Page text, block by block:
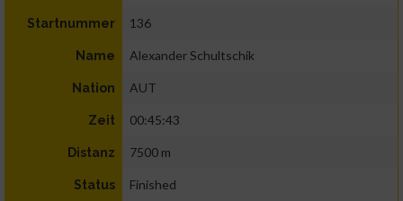
Startnummer 136
Name Alexander Schultschik
Nation AUT
Zeit 00:45:43
Distanz 7500 m
Status Finished